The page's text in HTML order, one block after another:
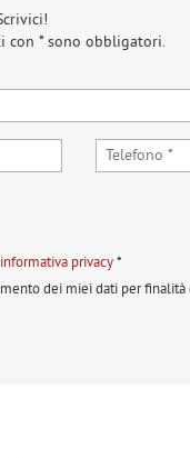
con * sono obbligatori.
privacy*
dei miei dati per finalità